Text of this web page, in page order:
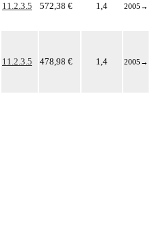
11.2.3.5 572,38 € 1,4 2005 →
11.2.3.5 478,98 € 1,4 2005 →